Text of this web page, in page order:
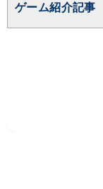
ゲーム紹介記事